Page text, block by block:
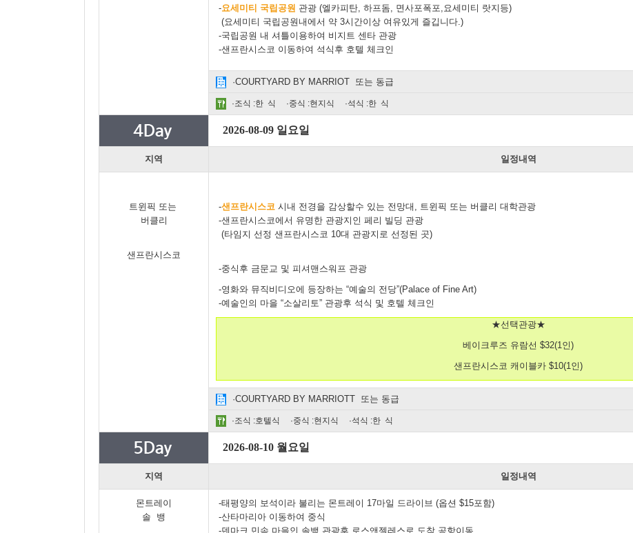
-요세미티 국립공원 관광 (엘카피탄, 하프돔, 면사포폭포,요세미티 랏지등)
(요세미티 국립공원내에서 약 3시간이상 여유있게 즐깁니다.)
-국립공원 내 셔틀이용하여 비지트 센타 관광
-샌프란시스코 이동하여 석식후 호텔 체크인
·COURTYARD BY MARRIOT 또는 동급
·조식 :한 식 ·중식 :현지식 ·석식 :한 식
2026-08-09 일요일
지역 일정내역
트윈픽 또는
버클리
샌프란시스코
-샌프란시스코 시내 전경을 감상할수 있는 전망대, 트윈픽 또는 버클리 대학관광
-샌프란시스코에서 유명한 관광지인 페리 빌딩 관광
(타임지 선정 샌프란시스코 10대 관광지로 선정된 곳)
-중식후 금문교 및 피셔맨스워프 관광
-영화와 뮤직비디오에 등장하는 “예술의 전당”(Palace of Fine Art)
-예술인의 마을 “소살리토” 관광후 석식 및 호텔 체크인
★선택관광★
베이크루즈 유람선 $32(1인)
샌프란시스코 캐이블카 $10(1인)
·COURTYARD BY MARRIOTT 또는 동급
·조식 :호텔식 ·중식 :현지식 ·석식 :한 식
2026-08-10 월요일
지역 일정내역
몬트레이
솔 뱅
-태평양의 보석이라 불리는 몬트레이 17마일 드라이브 (옵션 $15포함)
-산타마리아 이동하여 중식
-덴마크 민속 마을인 솔뱅 관광후 로스앤젤레스로 도착 공항이동